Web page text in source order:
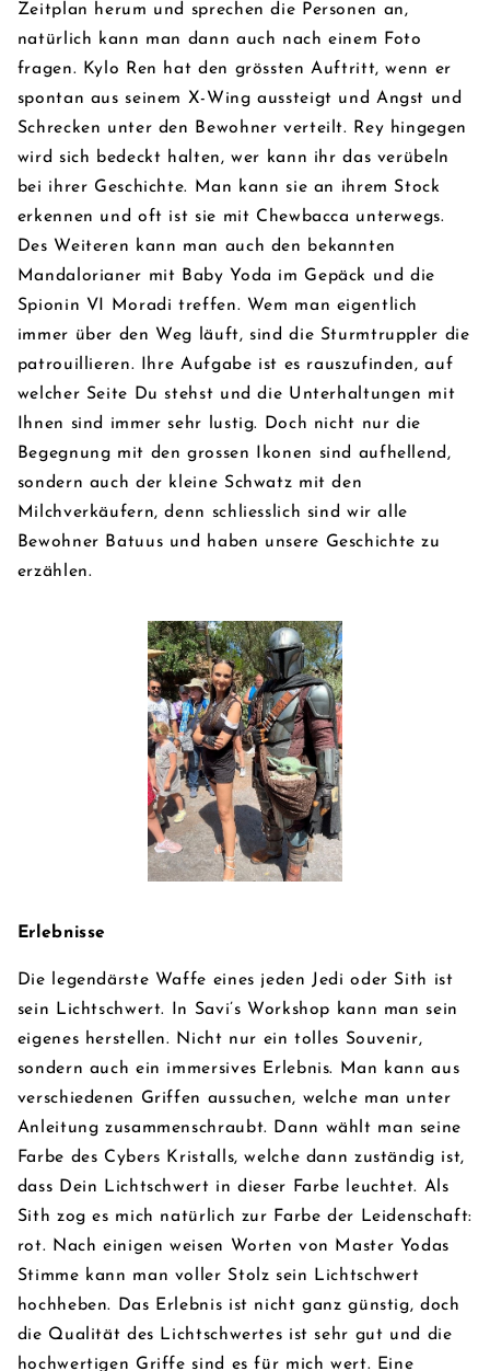
Zeitplan herum und sprechen die Personen an,
natürlich kann man dann auch nach einem Foto
fragen. Kylo Ren hat den grössten Auftritt, wenn er
spontan aus seinem X-Wing aussteigt und Angst und
Schrecken unter den Bewohner verteilt. Rey hingegen
wird sich bedeckt halten, wer kann ihr das verübeln
bei ihrer Geschichte. Man kann sie an ihrem Stock
erkennen und oft ist sie mit Chewbacca unterwegs.
Des Weiteren kann man auch den bekannten
Mandalorianer mit Baby Yoda im Gepäck und die
Spionin VI Moradi treffen. Wem man eigentlich
immer über den Weg läuft, sind die Sturmtruppler die
patrouillieren. Ihre Aufgabe ist es rauszufinden, auf
welcher Seite Du stehst und die Unterhaltungen mit
Ihnen sind immer sehr lustig. Doch nicht nur die
Begegnung mit den grossen Ikonen sind aufhellend,
sondern auch der kleine Schwatz mit den
Milchverkäufern, denn schliesslich sind wir alle
Bewohner Batuus und haben unsere Geschichte zu
erzählen.
Erlebnisse
Die legendärste Waffe eines jeden Jedi oder Sith ist
sein Lichtschwert. In Savi’s Workshop kann man sein
eigenes herstellen. Nicht nur ein tolles Souvenir,
sondern auch ein immersives Erlebnis. Man kann aus
verschiedenen Griffen aussuchen, welche man unter
Anleitung zusammenschraubt. Dann wählt man seine
Farbe des Cybers Kristalls, welche dann zuständig ist,
dass Dein Lichtschwert in dieser Farbe leuchtet. Als
Sith zog es mich natürlich zur Farbe der Leidenschaft:
rot. Nach einigen weisen Worten von Master Yodas
Stimme kann man voller Stolz sein Lichtschwert
hochheben. Das Erlebnis ist nicht ganz günstig, doch
die Qualität des Lichtschwertes ist sehr gut und die
hochwertigen Griffe sind es für mich wert. Eine